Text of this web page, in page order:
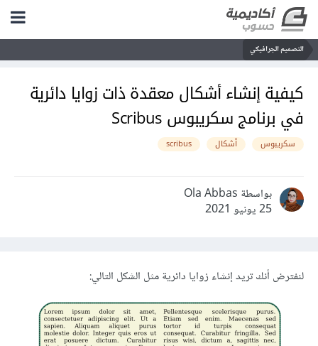
التصميم الجرافيكي
كيفية إنشاء أشكال معقدة ذات زوايا دائرية
في برنامج سكريبوس Scribus
سكريبوس أشكال scribus
بواسطة Ola Abbas
25 يونيو 2021
لنفترض أنك تريد إنشاء زوايا دائرية مثل الشكل التالي: